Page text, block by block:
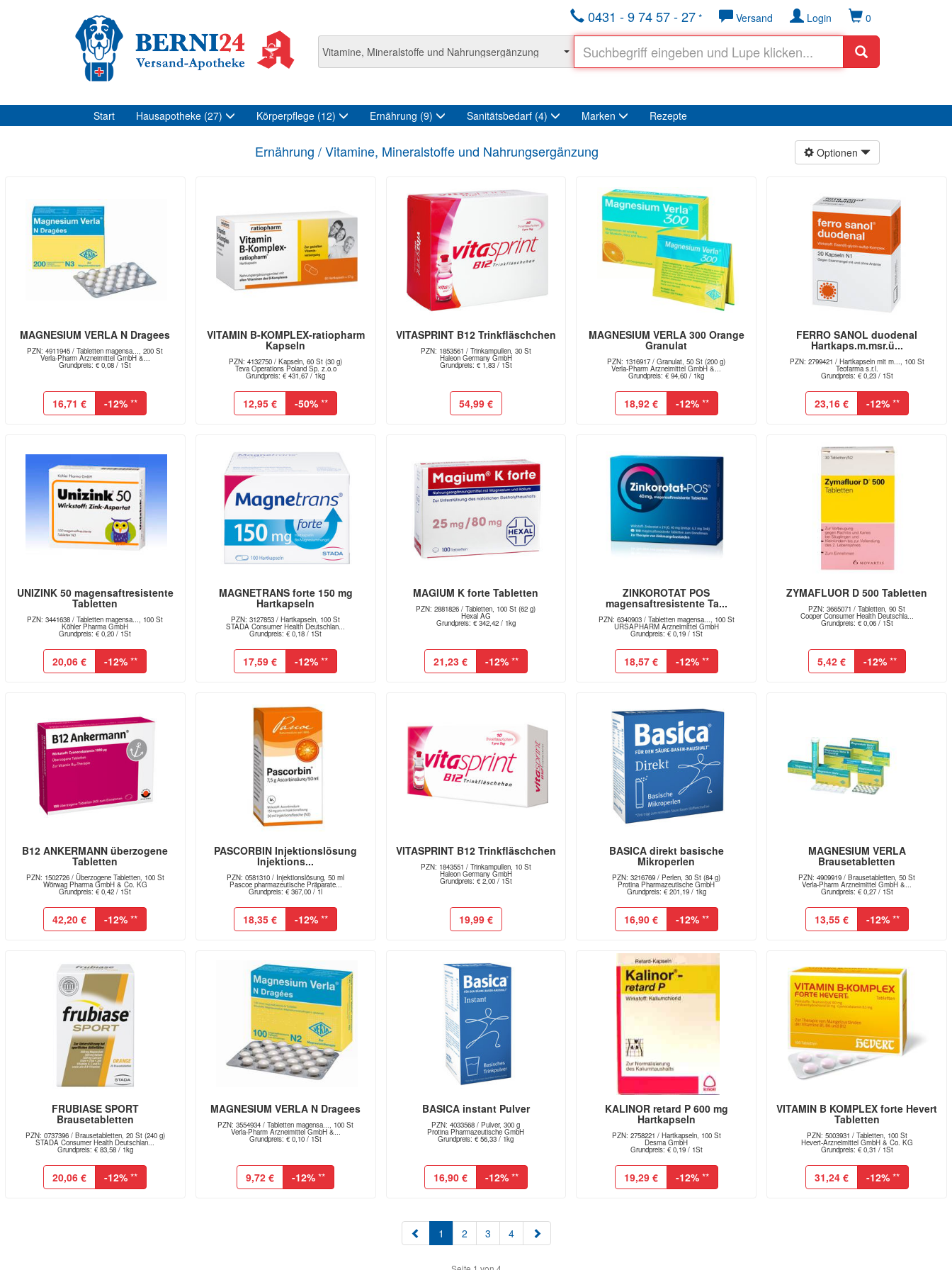
0
Login
Versand
0431 - 9 74 57 - 27 *
Start Hausapotheke (27) Körperpflege (12) Ernährung (9) Sanitätsbedarf (4) Marken Rezepte
Optionen
Ernährung / Vitamine, Mineralstoffe und Nahrungsergänzung
MAGNESIUM VERLA N Dragees
PZN: 4911945 / Tabletten magensa..., 200 St
Verla-Pharm Arzneimittel GmbH &...
Grundpreis: € 0,08 / 1St
16,71 € -12% **
VITAMIN B-KOMPLEX-ratiopharm
Kapseln
PZN: 4132750 / Kapseln, 60 St (30 g)
Teva Operations Poland Sp. z.o.o
Grundpreis: € 431,67 / 1kg
12,95 € -50% **
VITASPRINT B12 Trinkfläschchen
PZN: 1853561 / Trinkampullen, 30 St
Haleon Germany GmbH
Grundpreis: € 1,83 / 1St
54,99 €
MAGNESIUM VERLA 300 Orange
Granulat
PZN: 1316917 / Granulat, 50 St (200 g)
Verla-Pharm Arzneimittel GmbH &...
Grundpreis: € 94,60 / 1kg
18,92 € -12%**
FERRO SANOL duodenal
Hartkaps.m.msr.ü...
PZN: 2799421 / Hartkapseln mit m..., 100 St
Teofarma s.r.l.
Grundpreis: € 0,23 / 1St
23,16 € -12%**
UNIZINK 50 magensaftresistente
Tabletten
PZN: 3441638 / Tabletten magensa..., 100 St
Köhler Pharma GmbH
Grundpreis: € 0,20 / 1St
20,06 € -12% **
MAGNETRANS forte 150 mg
Hartkapseln
PZN: 3127853 / Hartkapseln, 100 St
STADA Consumer Health Deutschlan...
Grundpreis: € 0,18 / 1St
17,59 € -12% **
MAGIUM K forte Tabletten
PZN: 2881826 / Tabletten, 100 St (62 g)
Hexal AG
Grundpreis: € 342,42 / 1kg
21,23 € -12%**
ZINKOROTAT POS
magensaftresistente Ta...
PZN: 6340903 / Tabletten magensa..., 100 St
URSAPHARM Arzneimittel GmbH
Grundpreis: € 0,19 / 1St
18,57 € -12%**
ZYMAFLUOR D 500 Tabletten
PZN: 3665071 / Tabletten, 90 St
Cooper Consumer Health Deutschla...
Grundpreis: € 0,06 / 1St
5,42 € -12%**
B12 ANKERMANN überzogene
Tabletten
PZN: 1502726 / Überzogene Tabletten, 100 St
Wörwag Pharma GmbH & Co. KG
Grundpreis: € 0,42 / 1St
42,20 € -12% **
PASCORBIN Injektionslösung
Injektions...
PZN: 0581310 / Injektionslösung, 50 ml
Pascoe pharmazeutische Präparate...
Grundpreis: € 367,00 / 1l
18,35 € -12% **
VITASPRINT B12 Trinkfläschchen
PZN: 1843551 / Trinkampullen, 10 St
Haleon Germany GmbH
Grundpreis: € 2,00 / 1St
19,99 €
BASICA direkt basische
Mikroperlen
PZN: 3216769 / Perlen, 30 St (84 g)
Protina Pharmazeutische GmbH
Grundpreis: € 201,19 / 1kg
16,90 € -12%**
MAGNESIUM VERLA
Brausetabletten
PZN: 4909919 / Brausetabletten, 50 St
Verla-Pharm Arzneimittel GmbH &...
Grundpreis: € 0,27 / 1St
13,55 € -12%**
FRUBIASE SPORT
Brausetabletten
PZN: 0737396 / Brausetabletten, 20 St (240 g)
STADA Consumer Health Deutschlan...
Grundpreis: € 83,58 / 1kg
20,06 € -12% **
MAGNESIUM VERLA N Dragees
PZN: 3554934 / Tabletten magensa..., 100 St
Verla-Pharm Arzneimittel GmbH &...
Grundpreis: € 0,10 / 1St
9,72 € -12% **
BASICA instant Pulver
PZN: 4033568 / Pulver, 300 g
Protina Pharmazeutische GmbH
Grundpreis: € 56,33 / 1kg
16,90 € -12%**
KALINOR retard P 600 mg
Hartkapseln
PZN: 2758221 / Hartkapseln, 100 St
Desma GmbH
Grundpreis: € 0,19 / 1St
19,29 € -12%**
VITAMIN B KOMPLEX forte Hevert
Tabletten
PZN: 5003931 / Tabletten, 100 St
Hevert-Arzneimittel GmbH & Co. KG
Grundpreis: € 0,31 / 1St
31,24 € -12%**
1 (aktuell)
2 3 4